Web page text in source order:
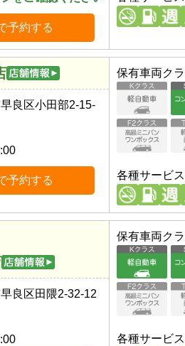
予約する
良区小田部2-15-
予約する
保有車両ク
各種サービス
良区田隈2-32-12
保有車両ク
各種サービス